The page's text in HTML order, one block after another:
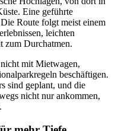
Eine geführte
Route folgt meist einem
leichten
zum Durchatmen.
nicht mit Mietwagen,
beschäftigen.
sind geplant, und die
nicht nur ankommen,